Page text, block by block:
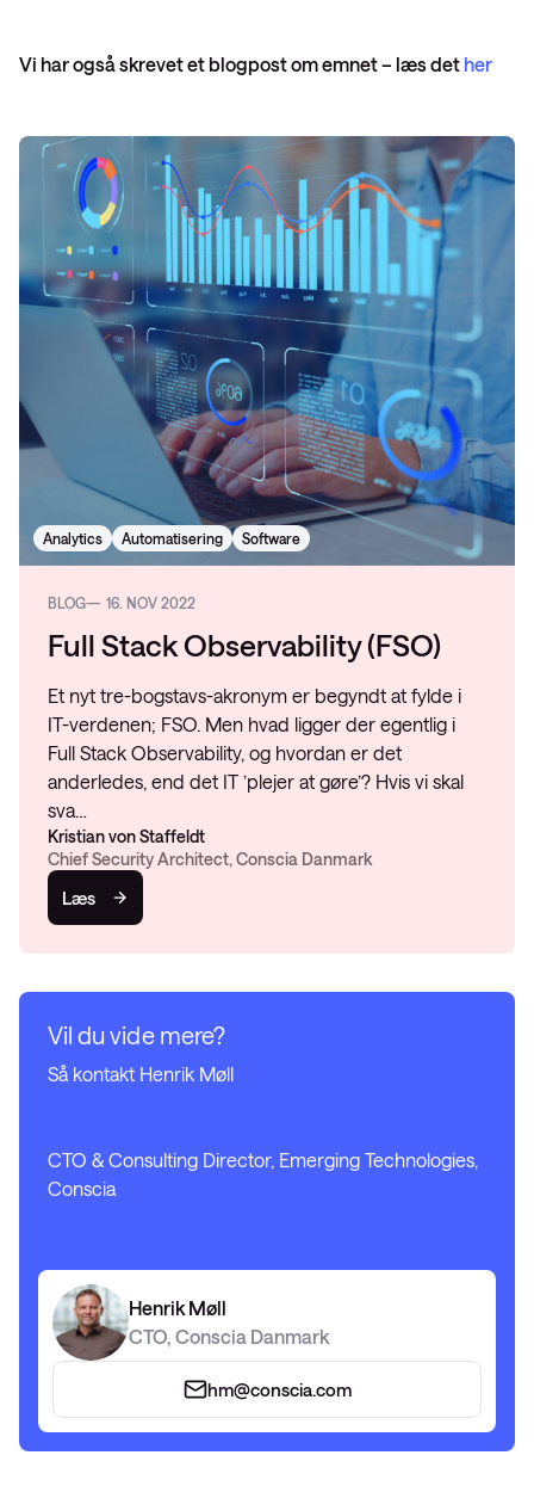
Vi har også skrevet et blogpost om emnet – læs det her
Analytics Automatisering Software
BLOG 16. NOV 2022
Full Stack Observability (FSO)
Et nyt tre-bogstavs-akronym er begyndt at fylde i
IT-verdenen; FSO. Men hvad ligger der egentlig i
Full Stack Observability, og hvordan er det
anderledes, end det IT ’plejer at gøre’? Hvis vi skal
sva…
Kristian von Staffeldt
Chief Security Architect, Conscia Danmark
Læs
Vil du vide mere?
Så kontakt Henrik Møll
CTO & Consulting Director, Emerging Technologies,
Conscia
Henrik Møll
CTO, Conscia Danmark
hm@conscia.com